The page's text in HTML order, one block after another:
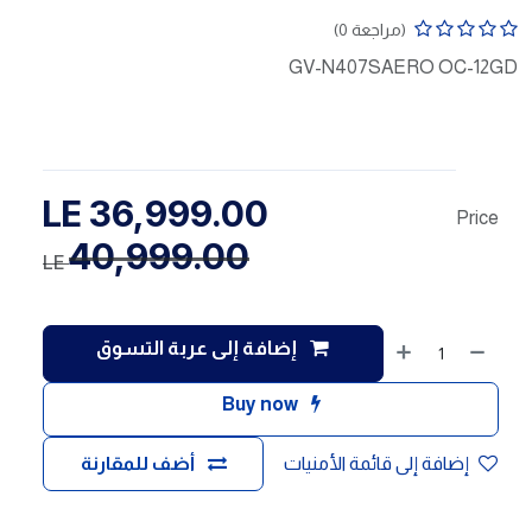
(مراجعة 0)
GV-N407SAERO OC-12GD
إضافة إلى عربة التسوق
Buy now
أضف للمقارنة إضافة إلى قائمة الأمنيات
Price
36,999.00
40,999.00
LE